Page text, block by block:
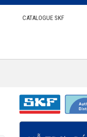
CATALOGUE SKF